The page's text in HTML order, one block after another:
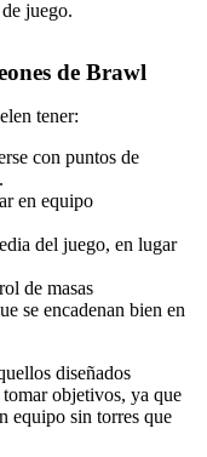
juego.
de Brawl
tener:
con puntos de
en equipo
del juego, en lugar
de masas
se encadenan bien en
diseñados
objetivos, ya que
equipo sin torres que